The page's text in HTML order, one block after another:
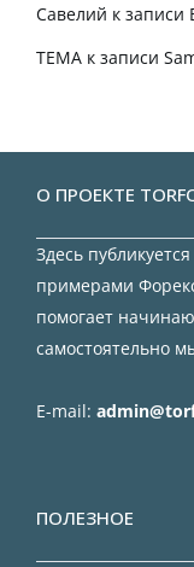
Савелий к записи
TEMA к записи
О ПРОЕКТЕ
Здесь
примерами
помогает
самостоятельно
E-mail:
ПОЛЕЗНОЕ